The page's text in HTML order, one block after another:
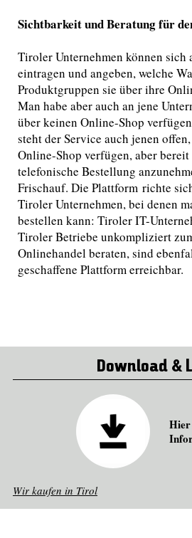
Sichtbarkeit und Beratung für
Tiroler Unternehmen können sich
eintragen und angeben, welche
Produktgruppen sie über ihre
Man habe aber auch an jene
über keinen Online-Shop
steht der Service auch jenen
Online-Shop verfügen, aber bereit
telefonische Bestellung
Frischauf. Die Plattform richte
Tiroler Unternehmen, bei denen
bestellen kann: Tiroler IT-
Tiroler Betriebe unkompliziert
Onlinehandel beraten, sind
geschaffene Plattform erreichbar.
Download &
Hier
Wir kaufen in Tirol